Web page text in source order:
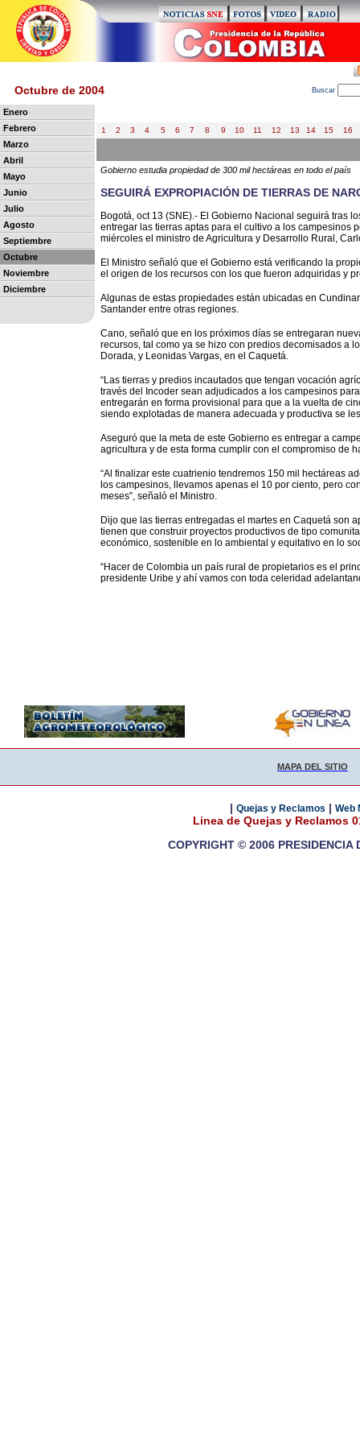
Octubre de 2004 Buscar
Enero
Febrero
Marzo
Abril
Mayo
Junio
Julio
Agosto
Septiembre
Octubre
Noviembre
Diciembre
1 2 3 4 5 6 7 8 9 10 11 12 13 14 15 16
Gobierno estudia propiedad de 300 mil hectáreas en todo el país
SEGUIRÁ EXPROPIACIÓN DE TIERRAS DE
Bogotá, oct 13 (SNE).- El Gobierno Nacional seguirá tras
entregar las tierras aptas para el cultivo a los campesinos
miércoles el ministro de Agricultura y Desarrollo Rural,
El Ministro señaló que el Gobierno está verificando la
el origen de los recursos con los que fueron adquiridas y
Algunas de estas propiedades están ubicadas en
Santander entre otras regiones.
Cano, señaló que en los próximos días se entregaran
recursos, tal como ya se hizo con predios decomisados a
Dorada, y Leonidas Vargas, en el Caquetá.
“Las tierras y predios incautados que tengan vocación
través del Incoder sean adjudicados a los campesinos
entregarán en forma provisional para que a la vuelta de
siendo explotadas de manera adecuada y productiva se
Aseguró que la meta de este Gobierno es entregar a
agricultura y de esta forma cumplir con el compromiso de
“Al finalizar este cuatrienio tendremos 150 mil hectáreas
los campesinos, llevamos apenas el 10 por ciento, pero
meses”, señaló el Ministro.
Dijo que las tierras entregadas el martes en Caquetá son
tienen que construir proyectos productivos de tipo
económico, sostenible en lo ambiental y equitativo en lo
“Hacer de Colombia un país rural de propietarios es el
presidente Uribe y ahí vamos con toda celeridad
MAPA DEL SITIO
| Quejas y Reclamos | Web
Linea de Quejas y Reclamos
COPYRIGHT © 2006 PRESIDENCIA